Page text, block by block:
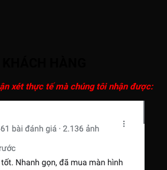
xét thực tế mà chúng tôi nhận được: